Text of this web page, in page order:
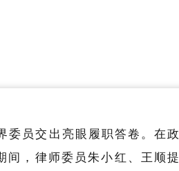
委员交出亮眼履职答卷。在政
间，律师委员朱小红、王顺提